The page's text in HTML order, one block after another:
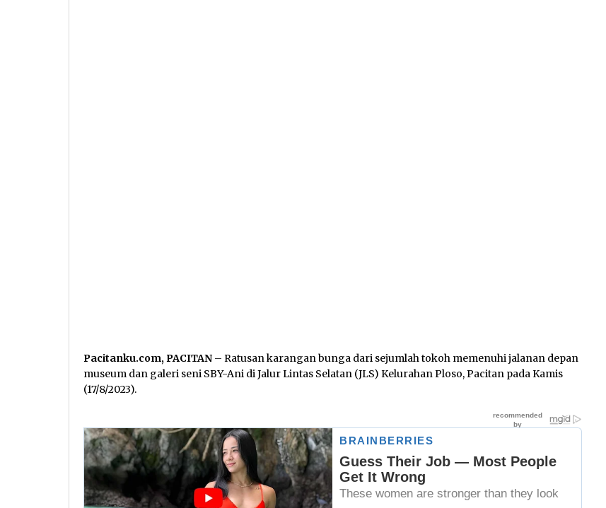
Pacitanku.com, PACITAN – Ratusan karangan bunga dari sejumlah tokoh memenuhi jalanan depan
museum dan galeri seni SBY-Ani di Jalur Lintas Selatan (JLS) Kelurahan Ploso, Pacitan pada Kamis
(17/8/2023).